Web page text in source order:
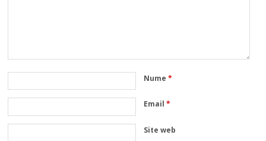
Nume*
Email*
Site web